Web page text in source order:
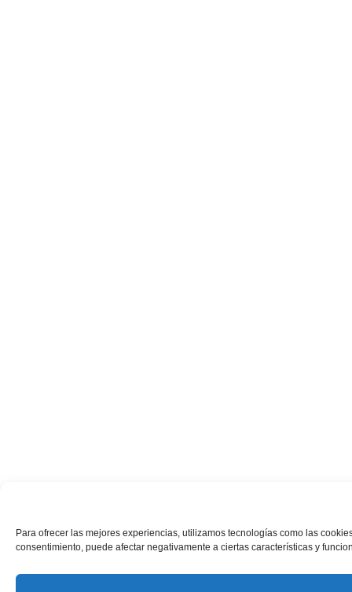
Para ofrecer las mejores experiencias, utilizamos tecnologías como las
consentimiento, puede afectar negativamente a ciertas características y